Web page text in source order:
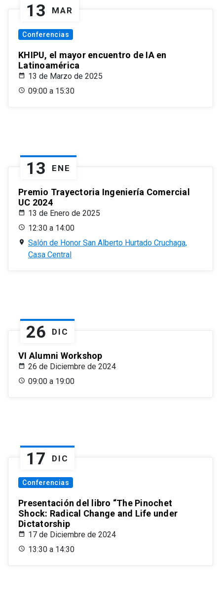
13 MAR
Conferencias
KHIPU, el mayor encuentro de IA en
Latinoamérica
13 de Marzo de 2025
09:00 a 15:30
13 ENE
Premio Trayectoria Ingeniería Comercial
UC 2024
13 de Enero de 2025
12:30 a 14:00
Salón de Honor San Alberto Hurtado Cruchaga,
Casa Central
26 DIC
VI Alumni Workshop
26 de Diciembre de 2024
09:00 a 19:00
17 DIC
Conferencias
Presentación del libro “The Pinochet
Shock: Radical Change and Life under
Dictatorship
17 de Diciembre de 2024
13:30 a 14:30